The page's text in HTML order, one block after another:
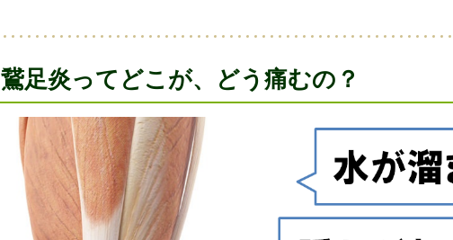
鵞足炎ってどこが、どう痛むの？